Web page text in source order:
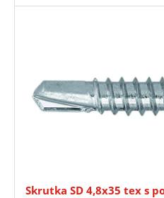
Skrutka SD 4,8x35 tex s